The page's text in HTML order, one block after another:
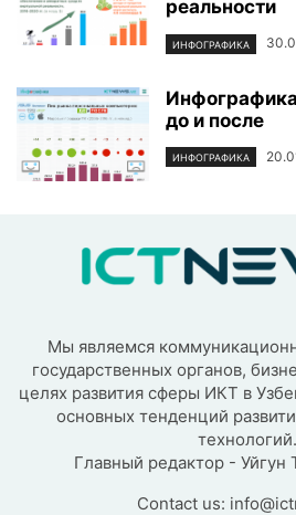
реальности
ИНФОГРАФИКА
до и после
ИНФОГРАФИКА
Мы являемся
государственных органов,
целях развития сферы ИКТ в
основных тенденций
технологий.
Главный редактор - Уйгун
Contact us: